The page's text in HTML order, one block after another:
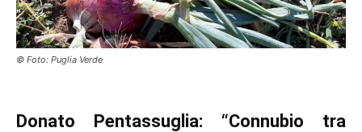
© Foto: Puglia Verde
Donato Pentassuglia: “Connubio tra